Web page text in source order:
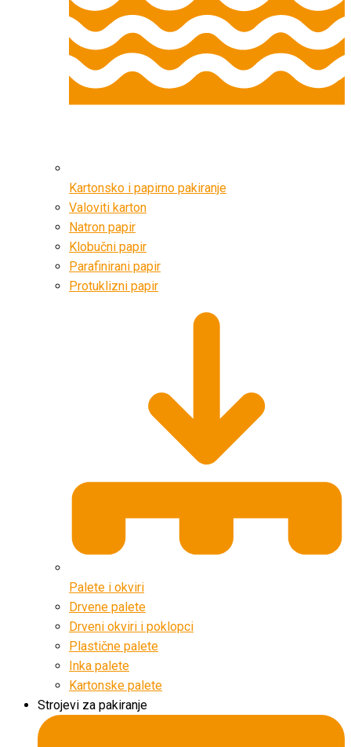
Kartonsko i papirno pakiranje
Valoviti karton
Natron papir
Klobučni papir
Parafinirani papir
Protuklizni papir
Palete i okviri
Drvene palete
Drveni okviri i poklopci
Plastične palete
Inka palete
Kartonske palete
Strojevi za pakiranje